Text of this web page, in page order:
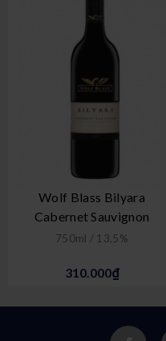
Wolf Blass Bilyara
Cabernet Sauvignon
750ml / 13,5%
310.000₫